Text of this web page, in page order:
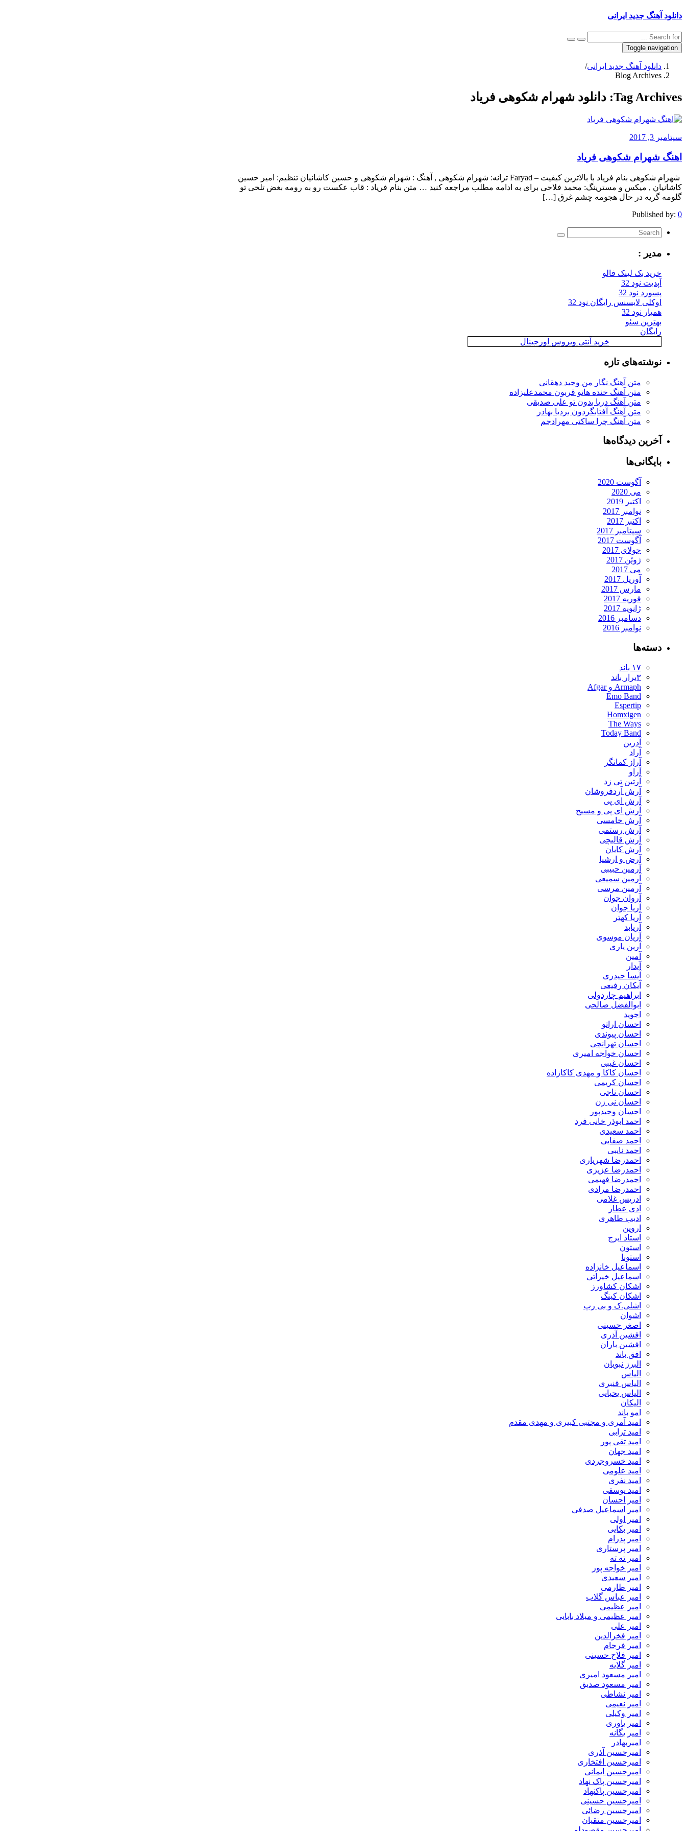
دانلود آهنگ جدید ایرانی
Toggle navigation
دانلود آهنگ جدید ایرانی/
Blog Archives
Tag Archives: دانلود شهرام شکوهی فریاد
سپتامبر 3, 2017
اهنگ شهرام شکوهی فریاد
شهرام شکوهی بنام فریاد با بالاترین کیفیت – Faryad ترانه: شهرام شکوهی , آهنگ : شهرام شکوهی و حسین کاشانیان تنظیم: امیر حسین
کاشانیان , میکس و مسترینگ: محمد فلاحی برای به ادامه مطلب مراجعه کنید … متن بنام فریاد : قاب عکست رو به رومه بغض تلخی تو
گلومه گریه در حال هجومه چشم غرق […]
Published by: 0
مدیر :
خرید بک لینک فالو
آپدیت نود 32
پسورد نود 32
اوکلی لایسنس رایگان نود 32
همیار نود 32
بهترین سئو
رایگان
خرید آنتی ویروس اورجینال
نوشته‌های تازه
متن آهنگ نگار من وحید دهقانی
متن آهنگ خنده هاتو قربون محمدعلیزاده
متن آهنگ دریا بدون تو علی صدیقی
متن آهنگ آفتابگردون بردیا بهادر
متن آهنگ چرا ساکتی مهرادجم
آخرین دیدگاه‌ها
بایگانی‌ها
آگوست 2020
می 2020
اکتبر 2019
نوامبر 2017
اکتبر 2017
سپتامبر 2017
آگوست 2017
جولای 2017
ژوئن 2017
می 2017
آوریل 2017
مارس 2017
فوریه 2017
ژانویه 2017
دسامبر 2016
نوامبر 2016
دسته‌ها
۱۷ باند
۳برار باند
Armaph و Afgar
Emo Band
Espertip
Homxigen
The Ways
Today Band
آدرین
آراد
آراز کمانگر
آراو
آرتین تی زد
آرش آردفروشان
آرش ای پی
آرش ای پی و مسیح
آرش خامسی
آرش رستمی
آرش قالیچی
آرش کایان
​آرض و ارشیا
آرمین حبیبی
آرمین سمیعی
آرمین مرسی
آروان جوان
آریا جوان
آریا کهتر
آریابد
آریان موسوی
آرین یاری
آمین
آیدار
آیسا حیدری
آیکان رفیعی
ابراهیم چاردولی
ابوالفضل صالحی
اجوید
احسان اراتو
احسان پیوندی
احسان تهرانچی
احسان خواجه امیری
احسان غیبی
احسان کاکا و مهدی کاکازاده
احسان کریمی
احسان ناجی
احسان نی زن
احسان وحیدپور
احمد ابوذر خانی فرد
احمد سعیدی
احمد صفایی
احمد نایبی
احمدرضا شهریاری
احمدرضا عزیزی
احمدرضا فهیمی
احمدرضا مرادی
ادریس غلامی
ادی عطار
ادیب طاهری
اروین
استاد ایرج
استون
استونا
اسماعیل خانزاده
اسماعیل خیراتی
اشکان کشاورز
اشکان کینگ
اشلی.ک و بی رپ
اشوان
اصغر حسینی
افشین آذری
افشین باران
افق باند
البرز نبویان
الیاس
الیاس قنبرى
الیاس یحیایی
الیکان
امو باند
امید آمری و مجتبی کبیری و مهدى مقدم
امید ترابی
امید تقی پور
امید جهان
امید خسروجردی
امید علومی
امید نفری
امید یوسفی
امیر احسان
امیر اسماعیل صدفی
امیر اولی
امیر بکایی
امیر پدرام
امیر پرستاری
امیر ته ته
امیر خواجه پور
امیر سعیدی
امیر طارمی
امیر عباس گلاب
امیر عظیمی
امیر عظیمی و میلاد بابایی
امیر علی
امیر فخرالدین
امیر فرجام
امیر فلاح حسینی
امیر گلایه
امیر مسعود امیری
امیر مسعود صدیق
امیر نشاطی
امیر نعیمی
امیر وکیلی
امیر یاوری
امیر یگانه
امیربهادر
امیرحسین آذری
امیرحسین افتخاری
امیرحسین ایمانی
امیرحسین پاک نهاد
امیرحسین پاکنهاد
امیرحسین حسینی
امیرحسین رضائی
امیرحسین متقیان